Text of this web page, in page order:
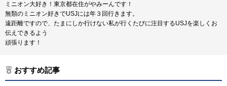
ミニオン大好き！東京都在住がやみーんです！
無類のミニオン好きでUSJには年３回行きます。
遠距離ですので、たまにしか行けない私が行くたびに注目するUSJを楽しくお
伝えできるよう
頑張ります！
おすすめ記事